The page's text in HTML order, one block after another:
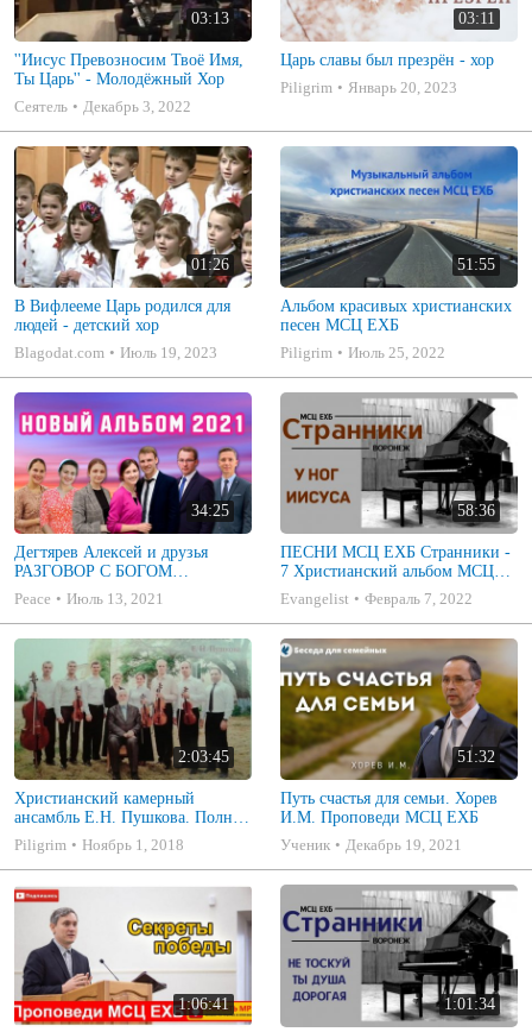
03:13
''Иисус Превозносим Твоё Имя,
Ты Царь'' - Молодёжный Хор
Сеятель
Декабрь 3, 2022
03:11
Царь славы был презрён - хор
Piligrim
Январь 20, 2023
01:26
В Вифлееме Царь родился для
людей - детский хор
Blagodat.com
Июль 19, 2023
51:55
Альбом красивых христианских
песен МСЦ ЕХБ
Piligrim
Июль 25, 2022
34:25
Дегтярев Алексей и друзья
РАЗГОВОР С БОГОМ
Христианские песни МСЦ ЕХБ
2021 (7я)
Peace Июль 13, 2021
58:36
ПЕСНИ МСЦ ЕХБ Странники -
7 Христианский альбом МСЦ
ЕХБ
Evangelist Февраль 7, 2022
2:03:45
Христианский камерный
ансамбль Е.Н. Пушкова. Полное
собрание
Piligrim Ноябрь 1, 2018
51:32
Путь счастья для семьи. Хорев
И.М. Проповеди МСЦ ЕХБ
Ученик
Декабрь 19, 2021
1:06:41 1:01:34